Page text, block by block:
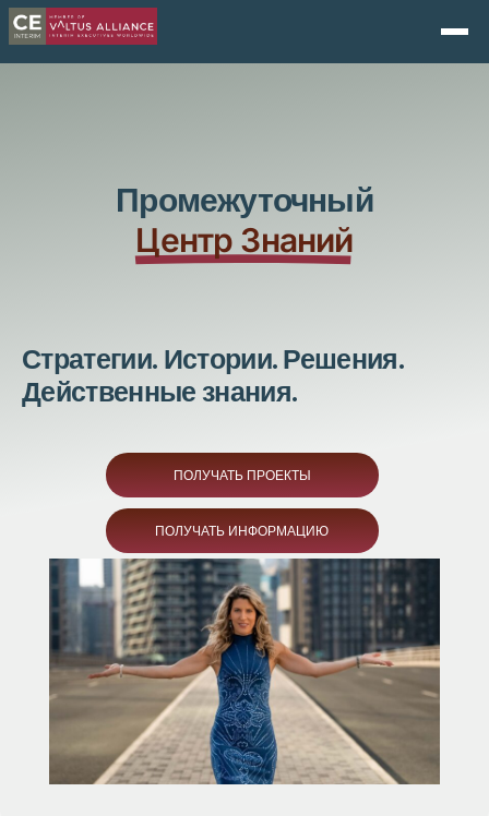
Промежуточный
Центр Знаний
Стратегии. Истории. Решения.
Действенные знания.
ПОЛУЧАТЬ ПРОЕКТЫ
ПОЛУЧАТЬ ИНФОРМАЦИЮ